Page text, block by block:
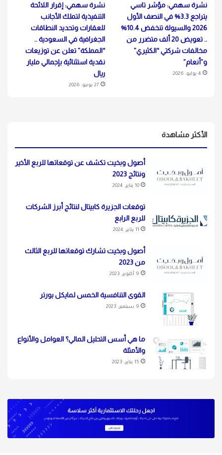
نشرة سهمي: مؤشر تاسي
يتراجع 3.3% في النصف الأول
2026 والسيولة تنخفض 10.4%
.. تعويض 20 ألف متضرر من
مخالفات شركتي “الكثيري”
و”أنعام”
4 يوليو، 2026
نشرة سهمي: إقرار اللائحة
التنفيذية لتملك الأجانب
للعقارات وتحديد النطاقات
الجغرافية في السعودية ..
“المملكة” تعلن عن توزيعات
نقدية استثنائية بإجمالي مليار
ريال
27 يونيو، 2026
الأكثر مشاهدة
أصول وبخيت تكشف عن توقعاتها للربع الأخير
ونتائج 2023
10 يناير، 2024
توقعات الجزيرة كابيتال لنتائج أبرز الشركات
للربع الرابع
11 يناير، 2024
أصول وبخيت تشارك توقعاتها للربع الثالث
من 2023
9 أكتوبر، 2023
القوى التنافسية الخمس لمايكل بورتر
9 سبتمبر، 2023
ما هي أسس التحليل المالي؟ العوامل والأنواع
والأمثلة
15 يناير، 2023